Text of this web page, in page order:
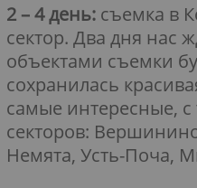
2 – 4 день: съемка в
сектор. Два дня нас
объектами съемки
сохранилась
самые интересные,
секторов:
Немята, Усть-Поча,